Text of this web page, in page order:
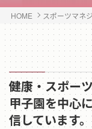
HOME スポーツマネ
健康・スポー
甲子園を中心
信しています。